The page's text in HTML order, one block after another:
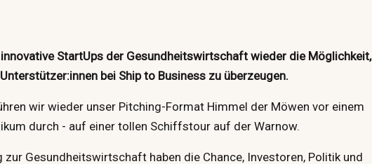
StartUps der Gesundheitswirtschaft wieder die Möglichkeit,
bei Ship to Business zu überzeugen.
wir wieder unser Pitching-Format Himmel der Möwen vor einem
durch - auf einer tollen Schiffstour auf der Warnow.
zur Gesundheitswirtschaft haben die Chance, Investoren, Politik und